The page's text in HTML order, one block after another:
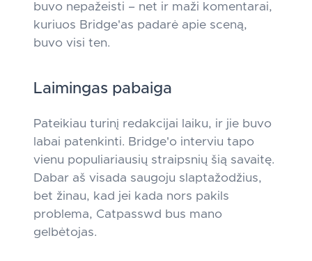
buvo nepažeisti – net ir maži komentarai,
kuriuos Bridge'as padarė apie sceną,
buvo visi ten.
Laimingas pabaiga
Pateikiau turinį redakcijai laiku, ir jie buvo
labai patenkinti. Bridge'o interviu tapo
vienu populiariausių straipsnių šią savaitę.
Dabar aš visada saugoju slaptažodžius,
bet žinau, kad jei kada nors pakils
problema, Catpasswd bus mano
gelbėtojas.